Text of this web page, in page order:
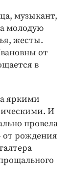
музыкант,
молодую
жесты.
от
в
яркими
И
провела
от рождения